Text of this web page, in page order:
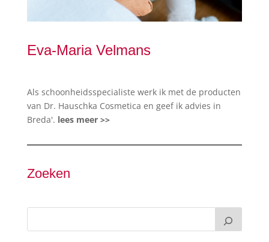
Eva-Maria Velmans
Als schoonheidsspecialiste werk ik met de producten
van Dr. Hauschka Cosmetica en geef ik advies in
Breda'. lees meer >>
Zoeken